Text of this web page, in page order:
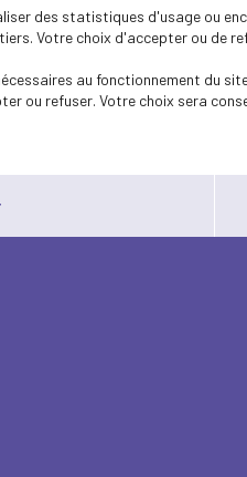
des statistiques d'usage ou
Votre choix d'accepter ou de
au fonctionnement du
refuser. Votre choix sera